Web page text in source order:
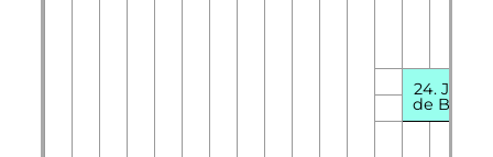
24. Jean
de